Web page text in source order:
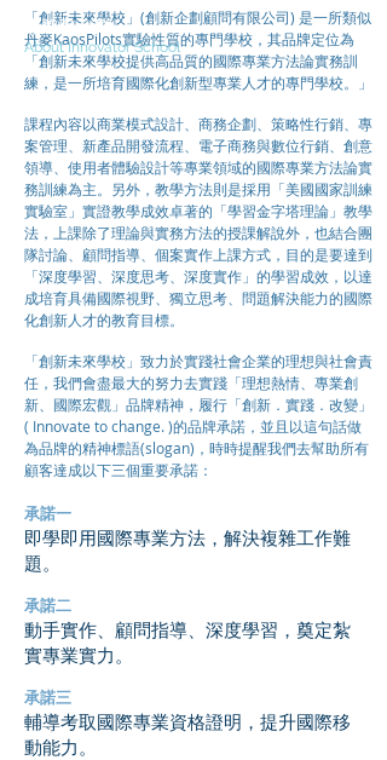
「創新未來學校」(創新企劃顧問有限公司) 是一所類似
丹麥KaosPilots實驗性質的專門學校，其品牌定位為
「創新未來學校提供高品質的國際專業方法論實務訓
練，是一所培育國際化創新型專業人才的專門學校。」
課程內容以商業模式設計、商務企劃、策略性行銷、專
案管理、新產品開發流程、電子商務與數位行銷、創意
領導、使用者體驗設計等專業領域的國際專業方法論實
務訓練為主。另外，教學方法則是採用「美國國家訓練
實驗室」實證教學成效卓著的「學習金字塔理論」教學
法，上課除了理論與實務方法的授課解說外，也結合團
隊討論、顧問指導、個案實作上課方式，目的是要達到
「深度學習、深度思考、深度實作」的學習成效，以達
成培育具備國際視野、獨立思考、問題解決能力的國際
化創新人才的教育目標。
「創新未來學校」致力於實踐社會企業的理想與社會責
任，我們會盡最大的努力去實踐「理想熱情、專業創
新、國際宏觀」品牌精神，履行「創新．實踐．改變」
( Innovate to change. )的品牌承諾，並且以這句話做
為品牌的精神標語(slogan)，時時提醒我們去幫助所有
顧客達成以下三個重要承諾：
承諾一
即學即用國際專業方法，解決複雜工作難
題。
承諾二
動手實作、顧問指導、深度學習，奠定紮
實專業實力。
承諾三
輔導考取國際專業資格證明，提升國際移
動能力。
品牌與承諾
About Innovator School